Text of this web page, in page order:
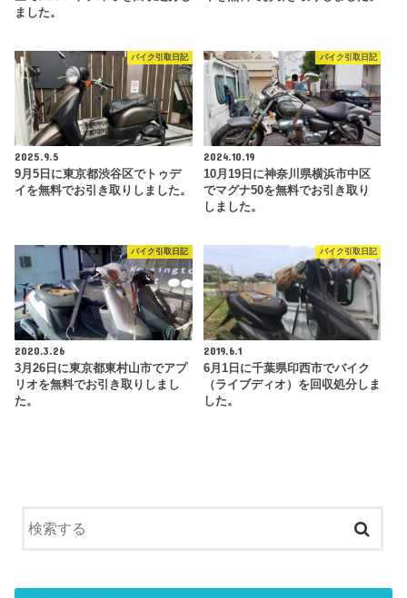
ました。
バイク引取日記
2025.9.5
9月5日に東京都渋谷区でトゥデ
イを無料でお引き取りしました。
バイク引取日記
2024.10.19
10月19日に神奈川県横浜市中区
でマグナ50を無料でお引き取り
しました。
バイク引取日記
2020.3.26
3月26日に東京都東村山市でアプ
リオを無料でお引き取りしまし
た。
バイク引取日記
2019.6.1
6月1日に千葉県印西市でバイク
（ライブディオ）を回収処分しま
した。